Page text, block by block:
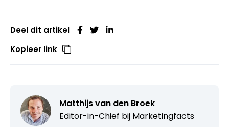
Deel dit artikel
Kopieer link
Matthijs van den Broek
Editor-in-Chief bij Marketingfacts